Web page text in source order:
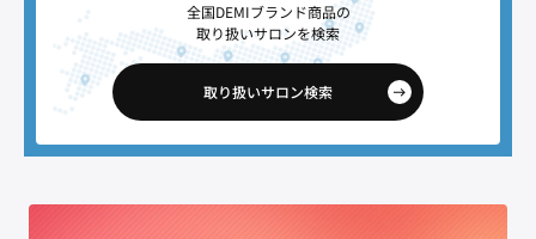
全国DEMIブランド商品の
取り扱いサロンを検索
取り扱いサロン検索